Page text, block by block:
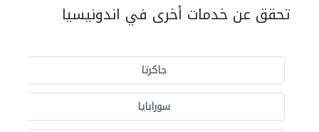
تحقق عن خدمات أخرى في اندونيسيا
جاكرتا
سورابايا